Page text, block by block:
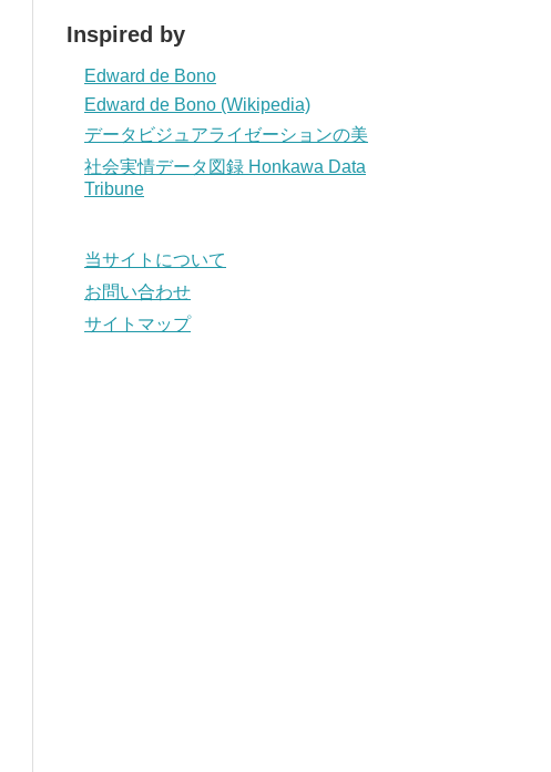
Inspired by
Edward de Bono
Edward de Bono (Wikipedia)
データビジュアライゼーションの美
社会実情データ図録 Honkawa Data
Tribune
当サイトについて
お問い合わせ
サイトマップ